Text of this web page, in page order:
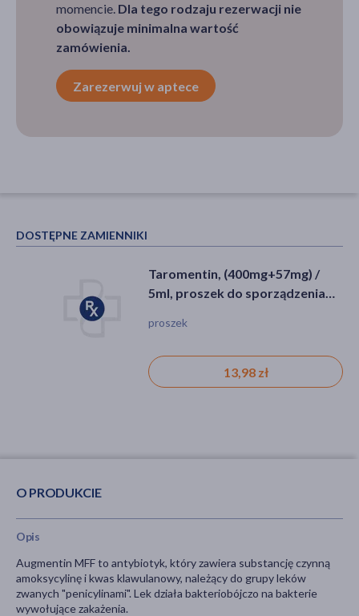
momencie. Dla tego rodzaju rezerwacji nie
obowiązuje minimalna wartość
zamówienia.
Zarezerwuj w aptece
DOSTĘPNE ZAMIENNIKI
Taromentin, (400mg+57mg) /
5ml, proszek do sporządzenia
proszek
13,98 zł
O PRODUKCIE
Opis
Augmentin MFF to antybiotyk, który zawiera substancję czynną
amoksycylinę i kwas klawulanowy, należący do grupy leków
zwanych "penicylinami". Lek działa bakteriobójczo na bakterie
wywołujące zakażenia.